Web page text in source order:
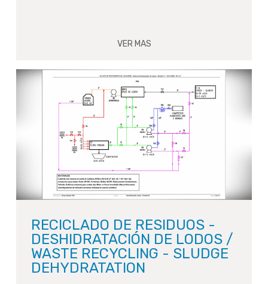
VER MAS
RECICLADO DE RESIDUOS -
DESHIDRATACIÓN DE LODOS /
WASTE RECYCLING - SLUDGE
DEHYDRATATION